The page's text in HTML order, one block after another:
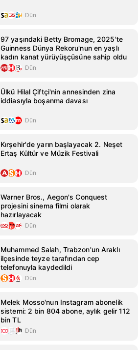
Dün
97 yaşındaki Betty Bromage, 2025'te
Guinness Dünya Rekoru'nun en yaşlı
kadın kanat yürüyüşçüsüne sahip oldu
Dün
Ülkü Hilal Çiftçi'nin annesinden zina
iddiasıyla boşanma davası
Dün
Kırşehir'de yarın başlayacak 2. Neşet
Ertaş Kültür ve Müzik Festivali
Dün
Warner Bros., Aegon's Conquest
projesini sinema filmi olarak
hazırlayacak
Dün
Muhammed Salah, Trabzon'un Araklı
ilçesinde teyze tarafından cep
telefonuyla kaydedildi
Dün
Melek Mosso'nun Instagram abonelik
sistemi: 2 bin 804 abone, aylık gelir 112
bin TL
Dün